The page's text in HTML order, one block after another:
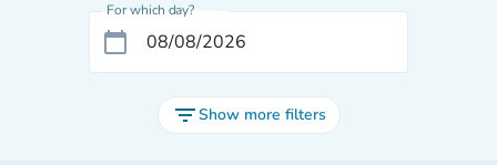
For which day?
calendar_today
filter_listShow more filters